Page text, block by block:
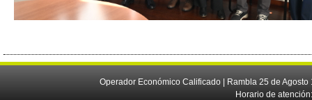
Operador Económico Calificado | Rambla 25 de
Horario de